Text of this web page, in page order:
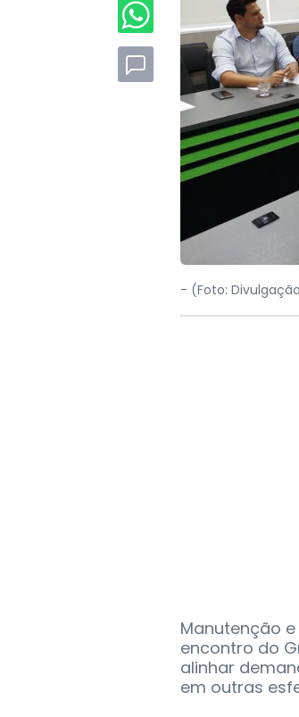
- (Foto:
Manutenção
encontro do
alinhar
em outras